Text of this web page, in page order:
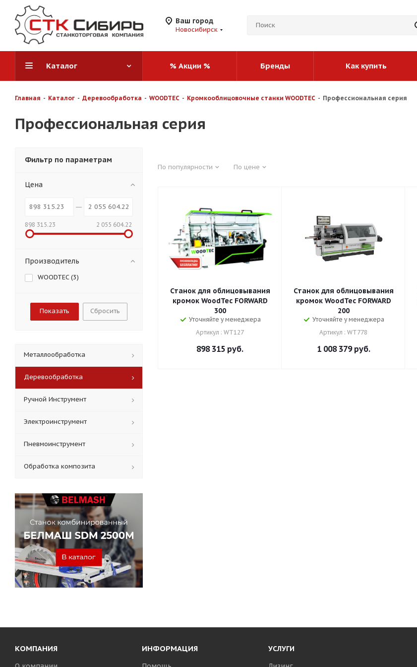
Ваш город
Новосибирск
Каталог % Акции % Бренды Как купить
Главная - Каталог - Деревообработка - WOODTEC - Кромкооблицовочные cтанки WOODTEC - Профессиональная серия
Профессиональная серия
По популярности По цене
Станок для облицовывания
кромок WoodTec FORWARD
300
Уточняйте у менеджера
Артикул : WT127
898 315 руб.
Станок для облицовывания
кромок WoodTec FORWARD
200
Уточняйте у менеджера
Артикул : WT778
1 008 379руб.
Фильтр по параметрам
Цена
898 315.23 2 055 604.22
Производитель
WOODTEC (3)
Сбросить
Металлообработка
Деревообработка
Ручной Инструмент
Электроинструмент
Пневмоинструмент
Обработка композита
КОМПАНИЯ ИНФОРМАЦИЯ
УСЛУГИ